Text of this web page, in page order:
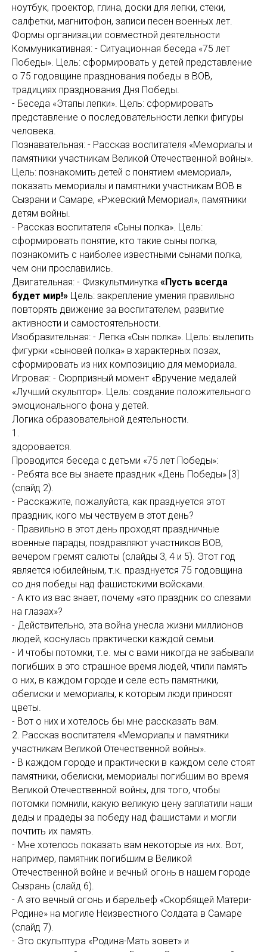
ноутбук, проектор, глина, доски для лепки, стеки,
салфетки, магнитофон, записи песен военных лет.
Формы организации совместной деятельности
Коммуникативная: - Ситуационная беседа «75 лет
Победы». Цель: сформировать у детей представление
о 75 годовщине празднования победы в ВОВ,
традициях празднования Дня Победы.
- Беседа «Этапы лепки». Цель: сформировать
представление о последовательности лепки фигуры
человека.
Познавательная: - Рассказ воспитателя «Мемориалы и
памятники участникам Великой Отечественной войны».
Цель: познакомить детей с понятием «мемориал»,
показать мемориалы и памятники участникам ВОВ в
Сызрани и Самаре, «Ржевский Мемориал», памятники
детям войны.
- Рассказ воспитателя «Сыны полка». Цель:
сформировать понятие, кто такие сыны полка,
познакомить с наиболее известными сынами полка,
чем они прославились.
Двигательная: - Физкультминутка «Пусть всегда
будет мир!» Цель: закрепление умения правильно
повторять движение за воспитателем, развитие
активности и самостоятельности.
Изобразительная: - Лепка «Сын полка». Цель: вылепить
фигурки «сыновей полка» в характерных позах,
сформировать из них композицию для мемориала.
Игровая: - Сюрпризный момент «Вручение медалей
«Лучший скульптор». Цель: создание положительного
эмоционального фона у детей.
Логика образовательной деятельности.
1.
здоровается.
Проводится беседа с детьми «75 лет Победы»:
- Ребята все вы знаете праздник «День Победы» [3]
(слайд 2).
- Расскажите, пожалуйста, как празднуется этот
праздник, кого мы чествуем в этот день?
- Правильно в этот день проходят праздничные
военные парады, поздравляют участников ВОВ,
вечером гремят салюты (слайды 3, 4 и 5). Этот год
является юбилейным, т.к. празднуется 75 годовщина
со дня победы над фашистскими войсками.
- А кто из вас знает, почему «это праздник со слезами
на глазах»?
- Действительно, эта война унесла жизни миллионов
людей, коснулась практически каждой семьи.
- И чтобы потомки, т.е. мы с вами никогда не забывали
погибших в это страшное время людей, чтили память
о них, в каждом городе и селе есть памятники,
обелиски и мемориалы, к которым люди приносят
цветы.
- Вот о них и хотелось бы мне рассказать вам.
2. Рассказ воспитателя «Мемориалы и памятники
участникам Великой Отечественной войны».
- В каждом городе и практически в каждом селе стоят
памятники, обелиски, мемориалы погибшим во время
Великой Отечественной войны, для того, чтобы
потомки помнили, какую великую цену заплатили наши
деды и прадеды за победу над фашистами и могли
почтить их память.
- Мне хотелось показать вам некоторые из них. Вот,
например, памятник погибшим в Великой
Отечественной войне и вечный огонь в нашем городе
Сызрань (слайд 6).
- А это вечный огонь и барельеф «Скорбящей Матери-
Родине» на могиле Неизвестного Солдата в Самаре
(слайд 7).
- Это скульптура «Родина-Мать зовет» и